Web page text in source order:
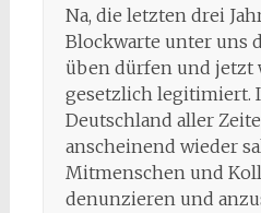
Na, die letzten drei
Blockwarte unter uns
üben dürfen und jetzt
gesetzlich legitimiert.
Deutschland aller
anscheinend wieder
Mitmenschen und
denunzieren und